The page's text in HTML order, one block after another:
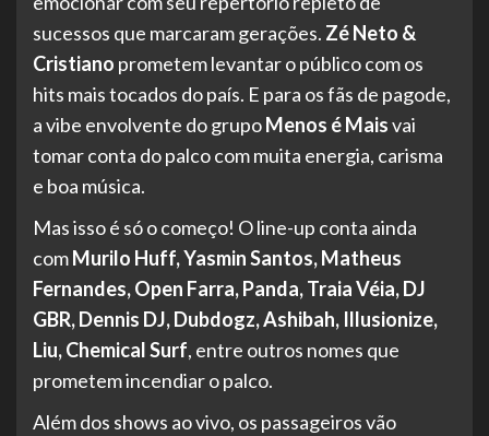
sucessos que marcaram gerações. Zé Neto &
Cristiano prometem levantar o público com os
hits mais tocados do país. E para os fãs de pagode,
a vibe envolvente do grupoMenos é Maisvai
tomar conta do palco com muita energia, carisma
e boa música.
Mas isso é só o começo! O line-up conta ainda
comMurilo Huff, Yasmin Santos, Matheus
Fernandes, Open Farra, Panda, Traia Véia, DJ
GBR, Dennis DJ, Dubdogz, Ashibah, Illusionize,
Liu, Chemical Surf, entre outros nomes que
prometem incendiar o palco.
Além dos shows ao vivo, os passageiros vão